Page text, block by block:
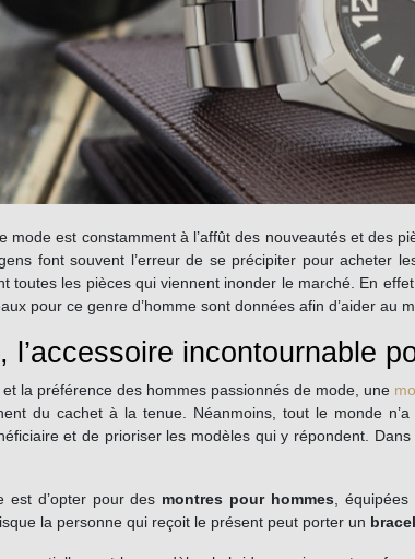
mode est constamment à l’affût des nouveautés et des
font souvent l’erreur de se précipiter pour acheter
toutes les pièces qui viennent inonder le marché. En
pour ce genre d’homme sont données afin d’aider
l’accessoire incontournable
la préférence des hommes passionnés de mode, une
du cachet à la tenue. Néanmoins, tout le monde n’a
et de prioriser les modèles qui y répondent.
est d’opter pour des montres pour hommes, équipées
la personne qui reçoit le présent peut porter un